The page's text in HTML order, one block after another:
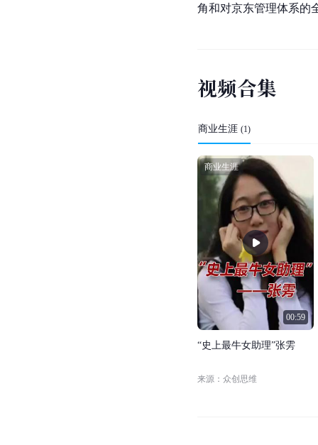
角和对京东管理体系的
视频合集
商业生涯 (1)
00:59
商业生涯
“史上最牛女助理”张雱
来源：众创思维